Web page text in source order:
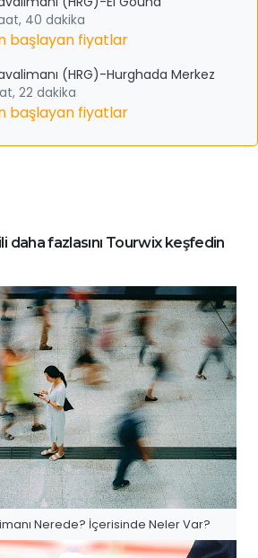
40 dakika
başlayan fiyatlar
(HRG)-Hurghada Merkez
22 dakika
başlayan fiyatlar
daha fazlasını Tourwix keşfedin
Nerede? İçerisinde Neler Var?